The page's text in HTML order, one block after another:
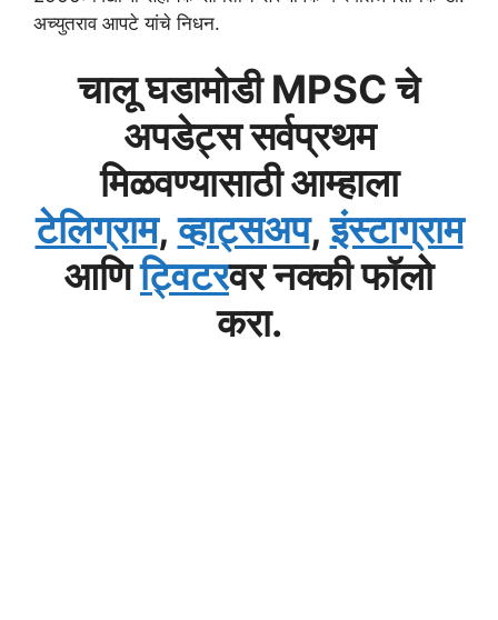
अच्युतराव आपटे यांचे निधन.
चालू घडामोडी MPSC चे
अपडेट्स सर्वप्रथम
मिळवण्यासाठी आम्हाला
टेलिग्राम,व्हाट्सअप,इंस्टाग्राम
आणिट्विटरवर नक्की फॉलो
करा.